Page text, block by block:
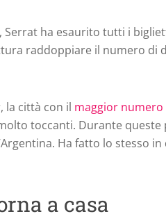
Serrat ha esaurito tutti i
raddoppiare il numero di
la città con il maggior
toccanti. Durante
Ha fatto lo stesso
a casa